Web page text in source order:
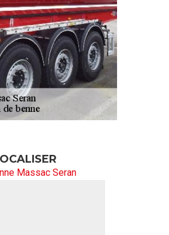
Massac Seran